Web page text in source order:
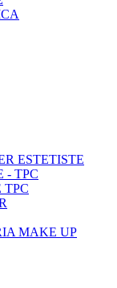
ESTETISTE
- TPC
TPC
MAKE UP